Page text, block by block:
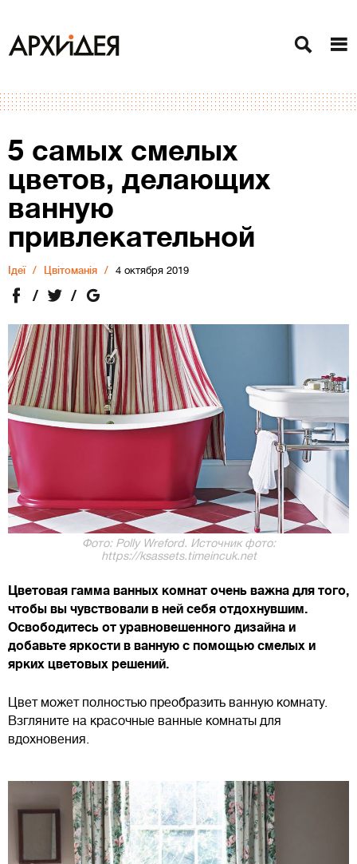
5 самых смелых
цветов, делающих
ванную
привлекательной
Ідеї Цвітоманія 4 октября 2019
Фото: Polly Wreford. Источник фото:
https://ksassets.timeincuk.net
Цветовая гамма ванных комнат очень важна для того,
чтобы вы чувствовали в ней себя отдохнувшим.
Освободитесь от уравновешенного дизайна и
добавьте яркости в ванную с помощью смелых и
ярких цветовых решений.
Цвет может полностью преобразить ванную комнату.
Взгляните на красочные ванные комнаты для
вдохновения.